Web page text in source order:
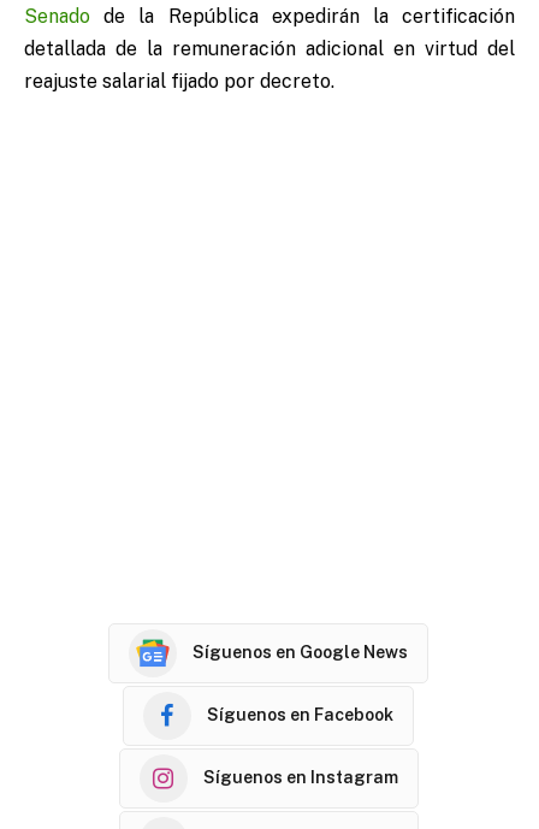
Senado de la República expedirán la certificación
detallada de la remuneración adicional en virtud del
reajuste salarial fijado por decreto.
Síguenos en Google News
Síguenos en Facebook
Síguenos en Instagram